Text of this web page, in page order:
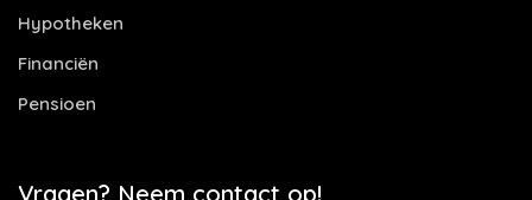
Hypotheken
Financiën
Pensioen
Vragen? Neem contact op!